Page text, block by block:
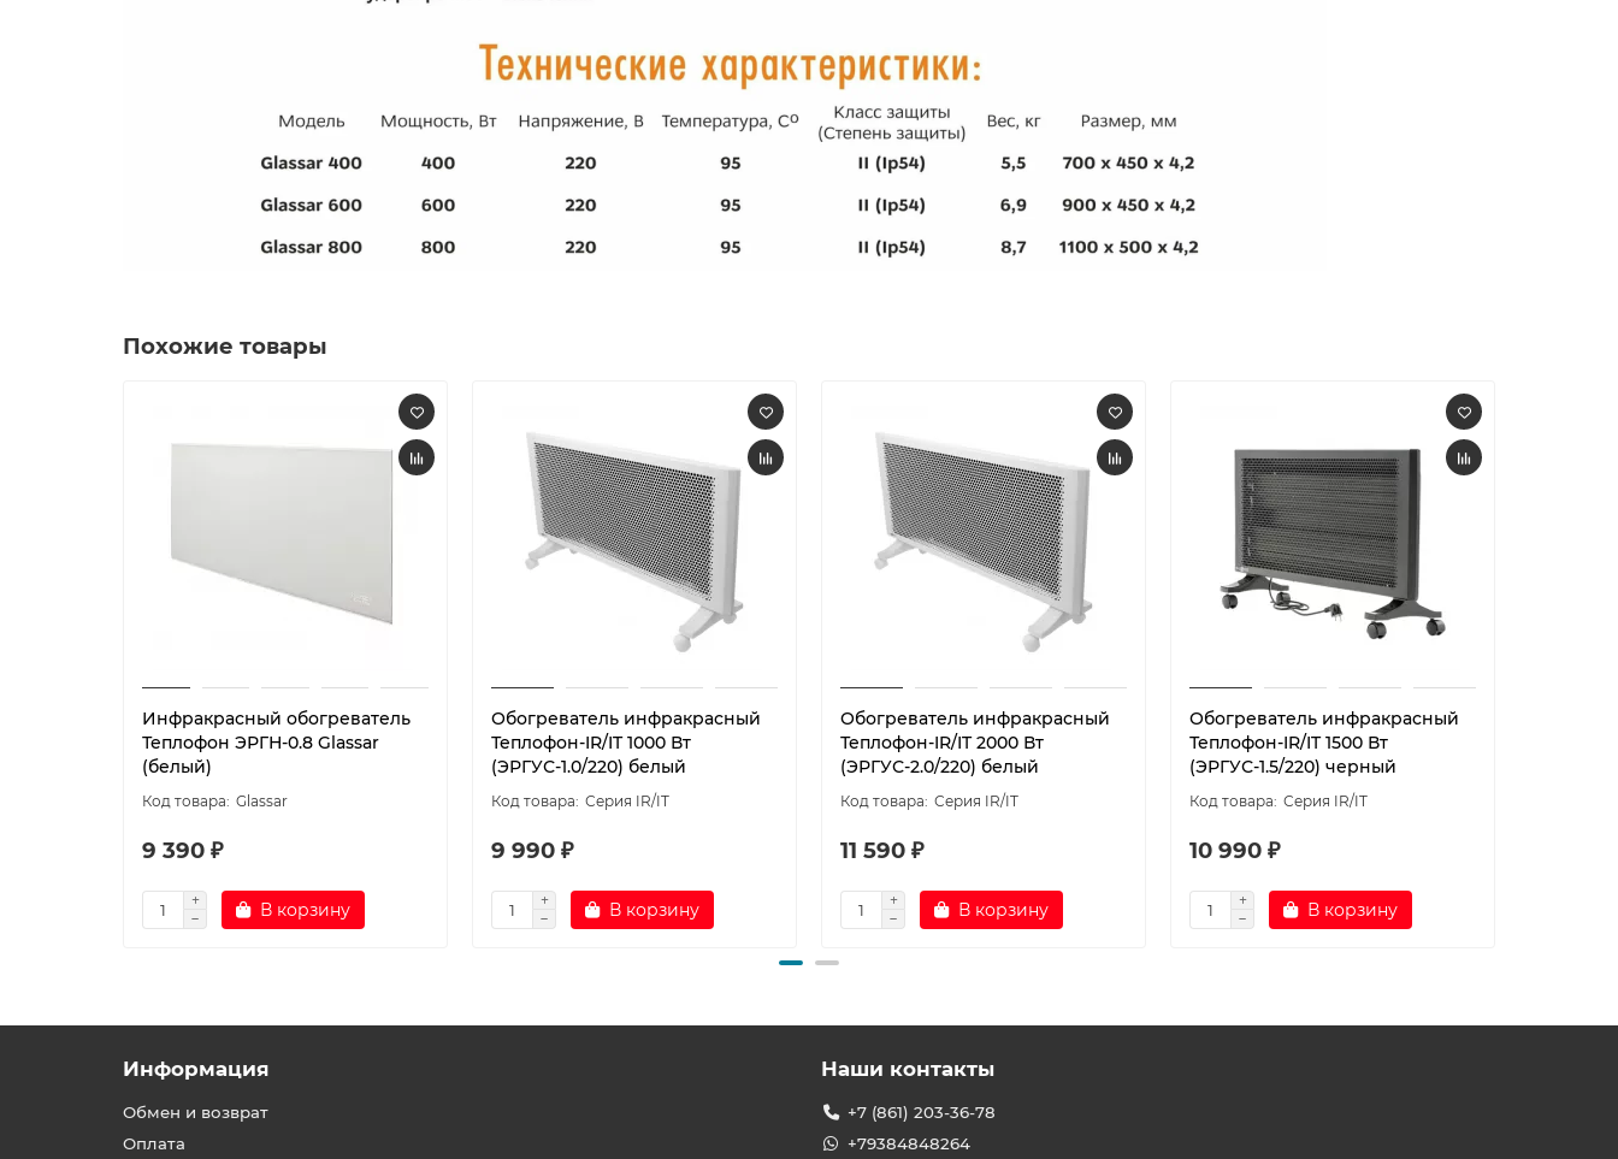
Похожие товары
Инфракрасный обогреватель
Теплофон ЭРГН-0.8 Glassar
(белый)
Glassar
9 390 ₽
В корзину
Обогреватель инфракрасный
Теплофон-IR/IT 1000 Вт
(ЭРГУС-1.0/220) белый
Серия IR/IT
9 990 ₽
В корзину
Обогреватель инфракрасный
Теплофон-IR/IT 2000 Вт
(ЭРГУС-2.0/220) белый
Серия IR/IT
11 590 ₽
В корзину
Обогреватель инфракрасный
Теплофон-IR/IT 1500 Вт
(ЭРГУС-1.5/220) черный
Серия IR/IT
10 990 ₽
В корзину
Информация
Обмен и возврат
Оплата
Наши контакты
+7 (861) 203-36-78
+79384848264